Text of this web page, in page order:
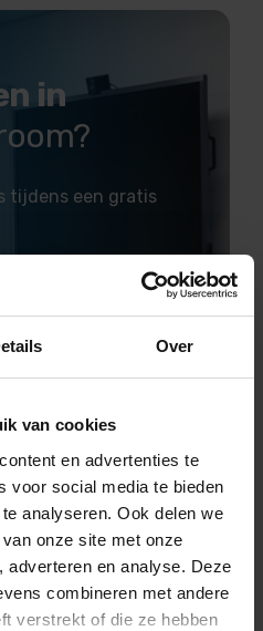
Over
van cookies
en advertenties te
voor social media te bieden
analyseren. Ook delen we
onze site met onze
adverteren en analyse. Deze
combineren met andere
verstrekt of die ze hebben
in
tijdens een gratis